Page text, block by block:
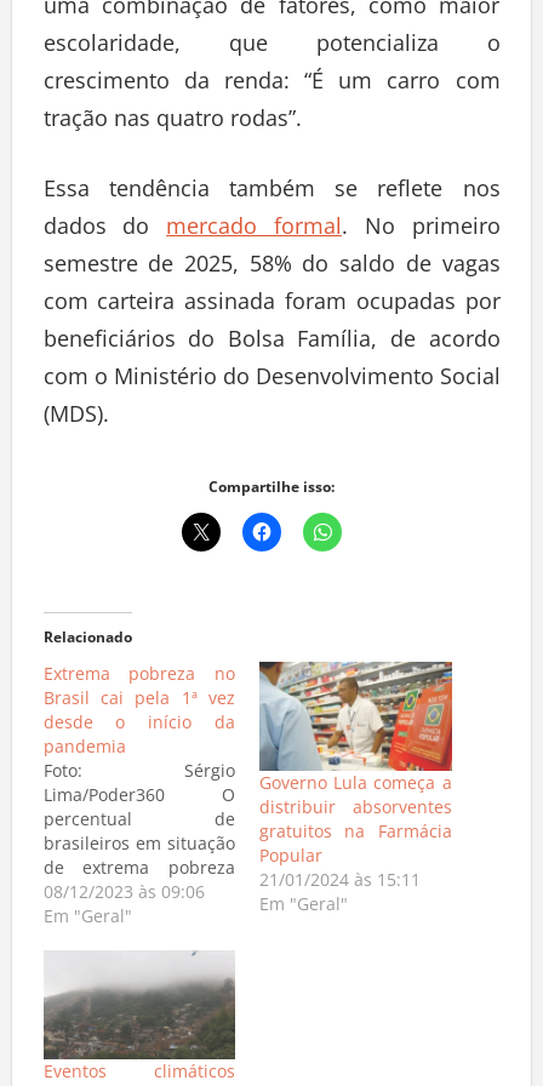
uma combinação de fatores, como maior
escolaridade, que potencializa o
crescimento da renda: “É um carro com
tração nas quatro rodas”.
Essa tendência também se reflete nos
dados domercado formal. No primeiro
semestre de 2025, 58% do saldo de vagas
com carteira assinada foram ocupadas por
beneficiários do Bolsa Família, de acordo
com o Ministério do Desenvolvimento Social
(MDS).
Compartilhe isso:
Relacionado
Extrema pobreza no
Brasil cai pela 1ª vez
desde o início da
pandemia
Foto: Sérgio
Lima/Poder360 O
percentual de
brasileiros em situação
de extrema pobreza
caiu em 2022 pela 1ª
vez desde o início da
pandemia, em 2020.
Passou de 9% em 2021
para 5,9% no último
ano, enquanto a
pobreza teve queda de
36,7% para 31,6% no
08/12/2023 às 09:06
Em "Geral"
Governo Lula começa a
distribuir absorventes
gratuitos na Farmácia
Popular
21/01/2024 às 15:11
Em "Geral"
Eventos climáticos